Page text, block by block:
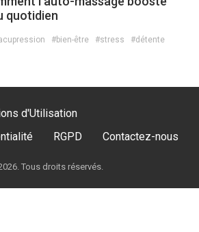
quotidien
#bien-être #stress #détente
d'Utilisation
RGPD Contactez-nous
Tous droits réservés.